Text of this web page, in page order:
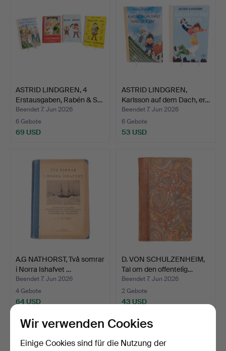
ASTRID LINDGREN, 4
Erstausgaben, Rabén & S…
Beendet 7. Jun 2026
6 Gebote
69 USD
ASTRID LINDGREN,
Karlsson auf dem Dach, er…
Beendet 7. Jun 2026
6 Gebote
53 USD
A.G NATHORST, Två somrar
i Norra Ishafvet …
Beendet 7. Jun 2026
4 Gebote
64 USD
D. VON SCHULZENHEIM,
Tal om den offentelig…
Beendet 7. Jun 2026
2 Gebote
43 USD
Wir verwenden Cookies
Einige Cookies sind für die Nutzung der